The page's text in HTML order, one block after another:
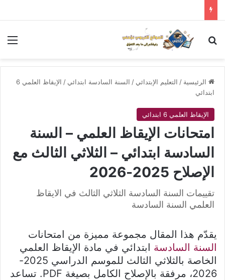
بحث عن
الرئيسية / التعليم الإبتدائي / السنة السادسة ابتدائي /
الإيقاظ العلمي 6
ابتدائي
الإيقاظ العلمي 6 ابتدائي
امتحانات الإيقاظ العلمي – السنة
السادسة ابتدائي – الثلاثي الثالث مع
الإصلاح 2025-2026
تقييمات السنة السادسة الثلاثي الثالث في الايقاظ
العلمي السنة السادسة
يقدّم هذا المقال مجموعة مميزة من امتحانات
السنة السادسة ابتدائي في مادة الإيقاظ العلمي
الخاصة بالثلاثي الثالث للموسم الدراسي 2025-
2026، مرفقة بالإصلاح الكامل بصيغة PDF. تساعد